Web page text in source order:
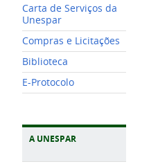
Carta de Serviços da
Unespar
Compras e Licitações
Biblioteca
E-Protocolo
A UNESPAR